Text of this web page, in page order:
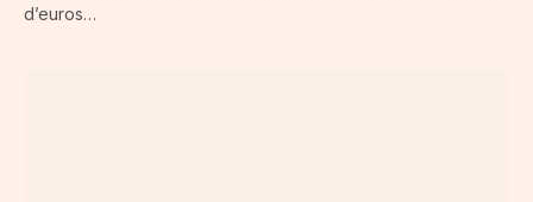
d’euros…